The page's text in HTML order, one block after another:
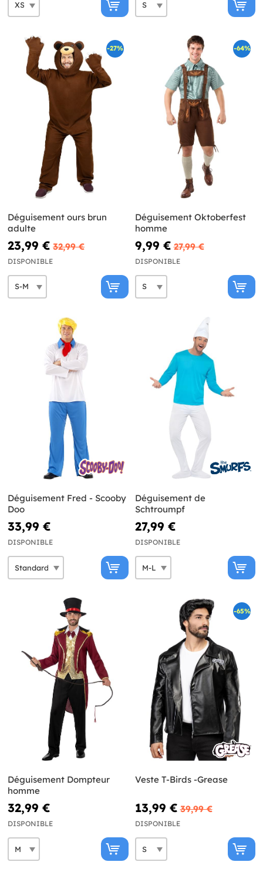
-27%
Déguisement ours brun
adulte
23,99 € 32,99 €
DISPONIBLE
-64%
Déguisement Oktoberfest
homme
9,99 € 27,99 €
DISPONIBLE
Déguisement Fred - Scooby
Doo
33,99 €
DISPONIBLE
Déguisement de
Schtroumpf
27,99 €
DISPONIBLE
Déguisement Dompteur
homme
32,99 €
DISPONIBLE
-65%
Veste T-Birds -Grease
13,99 € 39,99 €
DISPONIBLE